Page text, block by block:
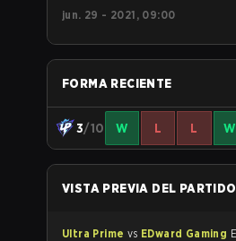
jun. 29 - 2021, 09:00
FORMA RECIENTE
3/10 W L L W
VISTA PREVIA DEL PARTIDO
Ultra Prime vs EDward Gaming